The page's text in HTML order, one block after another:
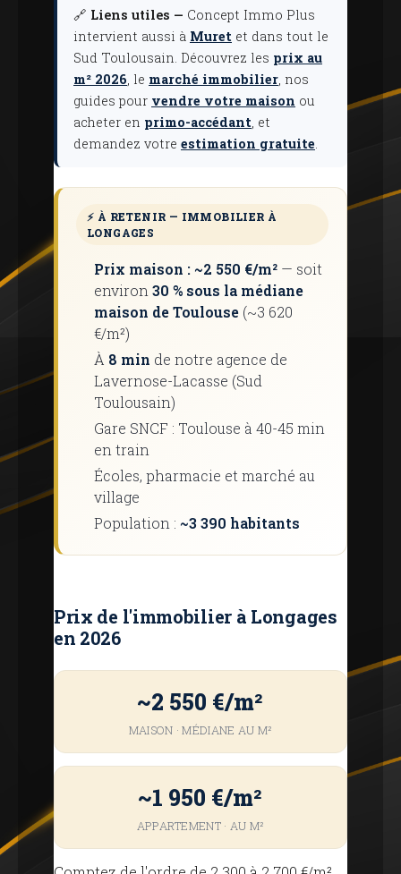
🔗 Liens utiles — Concept Immo Plus
intervient aussi à Muret et dans tout le
Sud Toulousain. Découvrez les prix au
m² 2026, le marché immobilier, nos
guides pour vendre votre maison ou
acheter en primo-accédant, et
demandez votre estimation gratuite.
⚡ À RETENIR — IMMOBILIER À
LONGAGES
Prix ​​maison : ~2 550 €/m² — soit
environ 30 % sous la médiane
maison de Toulouse (~3 620
€/m²)
À 8 min de notre agence de
Lavernose-Lacasse (Sud
Toulousain)
Gare SNCF : Toulouse à 40-45 min
en train
Écoles, pharmacie et marché au
village
Population : ~3 390 habitants
Prix ​​de l'immobilier à Longages
en 2026
~2 550 €/m²
MAISON · MÉDIANE AU M²
~1 950 €/m²
APPARTEMENT · AU M²